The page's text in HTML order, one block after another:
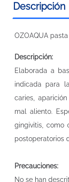
Descripción
OZOAQUA
Descripción:
Elaborada a
indicada para
caries,
mal aliento.
gingivitis, como
postoperatorios
Precauciones:
No se han